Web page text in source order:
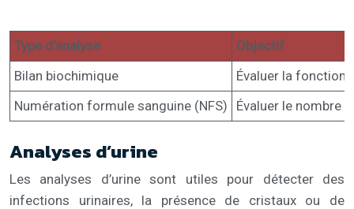
Type d’analyse
Objectif
Bilan biochimique
Évaluer la fonction
Numération formule sanguine (NFS)
Évaluer le nombre
Analyses d’urine
Les analyses d’urine sont utiles pour détecter des
infections urinaires, la présence de cristaux ou de